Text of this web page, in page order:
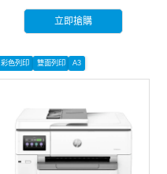
立即搶購
彩色列印 雙面列印 A3